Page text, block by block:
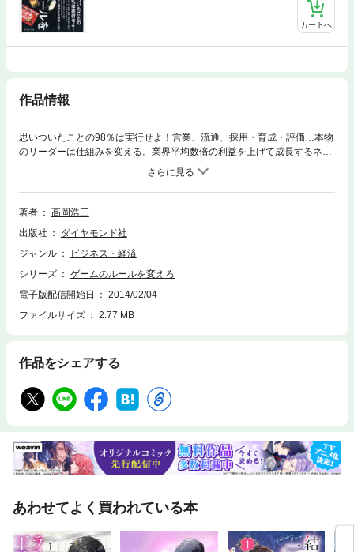
カートへ
作品情報
思いついたことの98％は実行せよ！営業、流通、採用・育成・評価…本物
のリーダーは仕組みを変える。業界平均数倍の利益を上げて成長するネス
レ日本100年の歴史のなかで、史上初の生え抜き日本人CEOに就任した著
者が明かす、世界に通用する日本的経営とは。
著者
高岡浩三
出版社
ダイヤモンド社
ジャンル
ビジネス・経済
シリーズ
ゲームのルールを変えろ
電子版配信開始日
2014/02/04
ファイルサイズ
2.77 MB
作品をシェアする
あわせてよく買われている本